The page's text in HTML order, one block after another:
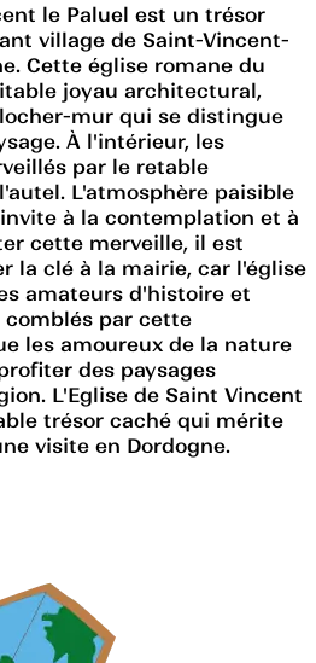
le Paluel est un trésor
village de Saint-Vincent-
Cette église romane du
joyau architectural,
mur qui se distingue
À l'intérieur, les
par le retable
L'atmosphère paisible
à la contemplation et à
cette merveille, il est
la clé à la mairie, car l'église
amateurs d'histoire et
par cette
les amoureux de la nature
des paysages
L'Eglise de Saint Vincent
trésor caché qui mérite
visite en Dordogne.